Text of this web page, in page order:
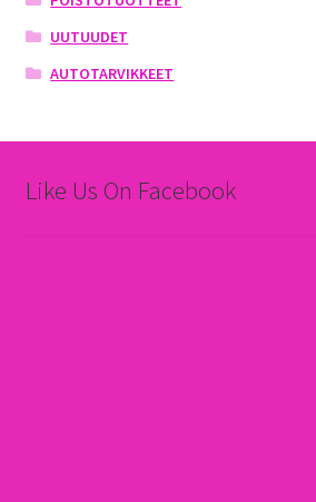
UUTUUDET
AUTOTARVIKKEET
Like Us On Facebook